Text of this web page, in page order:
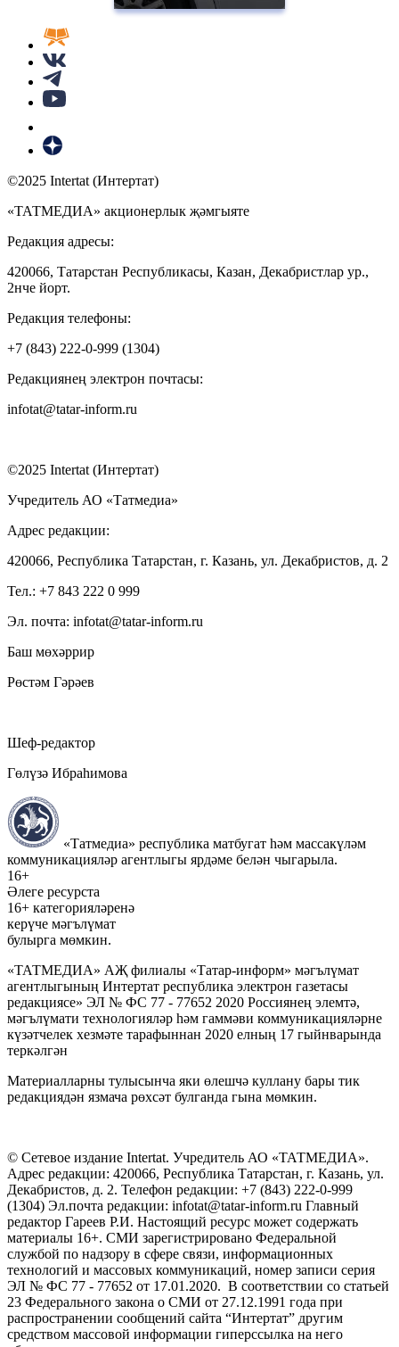
©2025 Intertat (Интертат)
«ТАТМЕДИА» акционерлык җәмгыяте
Редакция адресы:
420066, Татарстан Республикасы, Казан, Декабристлар ур.,
2нче йорт.
Редакция телефоны:
+7 (843) 222-0-999 (1304)
Редакциянең электрон почтасы:
infotat@tatar-inform.ru
©2025 Intertat (Интертат)
Учредитель АО «Татмедиа»
Адрес редакции:
420066, Республика Татарстан, г. Казань, ул. Декабристов, д. 2
Тел.: +7 843 222 0 999
Эл. почта: infotat@tatar-inform.ru
Баш мөхәррир
Рөстәм Гәрәев
Шеф-редактор
Гөлүзә Ибраһимова
«Татмедиа» республика матбугат һәм массакүләм
коммуникацияләр агентлыгы ярдәме белән чыгарыла.
16+
Әлеге ресурста
16+ категорияләренә
керүче мәгълүмат
булырга мөмкин.
«ТАТМЕДИА» АҖ филиалы «Татар-информ» мәгълүмат
агентлыгының Интертат республика электрон газетасы
редакциясе» ЭЛ № ФС 77 - 77652 2020 Россиянең элемтә,
мәгълүмати технологияләр һәм гаммәви коммуникацияләрне
күзәтчелек хезмәте тарафыннан 2020 елның 17 гыйнварында
теркәлгән
Материалларны тулысынча яки өлешчә куллану бары тик
редакциядән язмача рөхсәт булганда гына мөмкин.
© Сетевое издание Intertat. Учредитель АО «ТАТМЕДИА».
Адрес редакции: 420066, Республика Татарстан, г. Казань, ул.
Декабристов, д. 2. Телефон редакции: +7 (843) 222-0-999
(1304) Эл.почта редакции: infotat@tatar-inform.ru Главный
редактор Гареев Р.И. Настоящий ресурс может содержать
материалы 16+. СМИ зарегистрировано Федеральной
службой по надзору в сфере связи, информационных
технологий и массовых коммуникаций, номер записи серия
ЭЛ № ФС 77 - 77652 от 17.01.2020. В соответствии со статьей
23 Федерального закона о СМИ от 27.12.1991 года при
распространении сообщений сайта “Интертат” другим
средством массовой информации гиперссылка на него